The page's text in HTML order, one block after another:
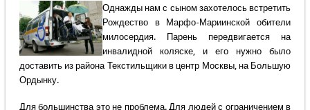
Однажды нам с сыном захотелось встретить
Рождество в Марфо-Мариинской обители
милосердия. Парень передвигается на
инвалидной коляске, и его нужно было
доставить из района Текстильщики в центр Москвы, на Большую
Ордынку.
Для большинства это не проблема. Для людей с ограничением в